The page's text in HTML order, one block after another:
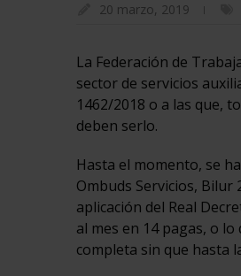
20 marzo, 2019
La Federación de
sector de servicios
1462/2018 o a las que,
deben serlo.
Hasta el momento, se
Ombuds Servicios, Bilur
aplicación del Real
al mes en 14 pagas, o
completa sin que hasta